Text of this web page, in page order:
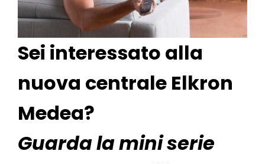
Sei interessato alla
nuova centrale Elkron
Medea?
Guarda la mini serie